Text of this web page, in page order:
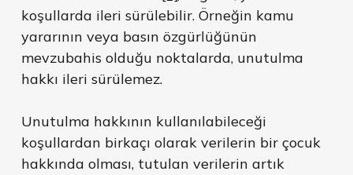
koşullarda ileri sürülebilir. Örneğin kamu
yararının veya basın özgürlüğünün
mevzubahis olduğu noktalarda, unutulma
hakkı ileri sürülemez.
Unutulma hakkının kullanılabileceği
koşullardan birkaçı olarak verilerin bir çocuk
hakkında olması, tutulan verilerin artık